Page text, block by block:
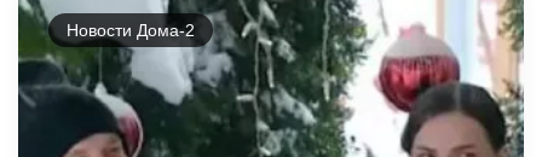
Новости Дома-2